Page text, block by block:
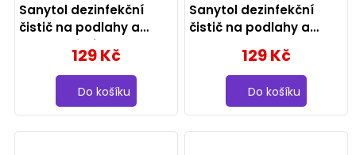
Sanytol dezinfekční
čistič na podlahy a
plochy, citrón 1000 ml
129 Kč
Do košíku
Sanytol dezinfekční
čistič na podlahy a
plochy, eukalyptus 1000
129 Kč
Do košíku